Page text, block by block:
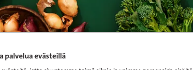
palvelua evästeillä